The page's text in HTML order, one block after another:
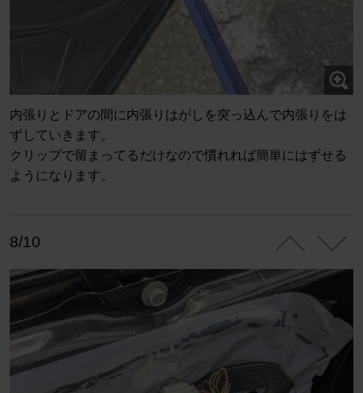
内張りとドアの間に内張りはがしを突っ込んで内張りをは
ずしていきます。
クリップで留まってるだけなので慣れれば簡単にはずせる
ようになります。
8/10